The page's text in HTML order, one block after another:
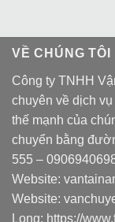
VỀ CHÚNG TÔI
Công ty TNHH
chuyên về dịch
thế mạnh của
chuyển bằng
555 –
Website:
Website:
Long: https://